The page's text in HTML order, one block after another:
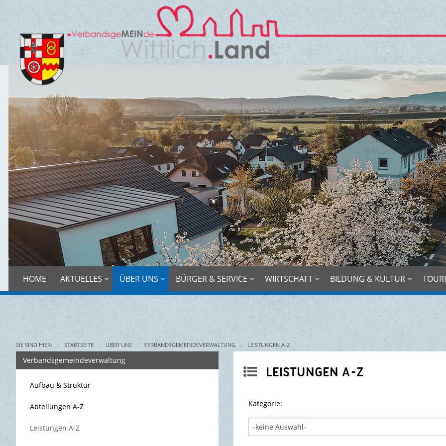
HOME AKTUELLES ÜBER UNS BÜRGER & SERVICE WIRTSCHAFT BILDUNG & KULTUR
SIE SIND HIER: STARTSEITE ÜBER UNS VERBANDSGEMEINDEVERWALTUNG LEISTUNGEN A-Z
 LEISTUNGEN A-Z
Kategorie:
Verbandsgemeindeverwaltung
Aufbau & Struktur
Abteilungen A-Z
Leistungen A-Z